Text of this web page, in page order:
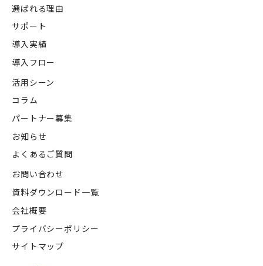
選ばれる理由
サポート
導入実績
導入フロー
活用シーン
コラム
パートナー募集
お知らせ
よくあるご質問
お問い合わせ
資料ダウンロード一覧
会社概要
プライバシーポリシー
サイトマップ